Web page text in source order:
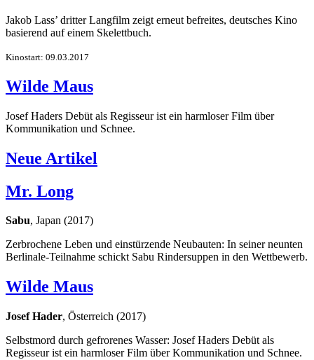
Jakob Lass’ dritter Langfilm zeigt erneut befreites, deutsches Kino
basierend auf einem Skelettbuch.
Kinostart: 09.03.2017
Wilde Maus
Josef Haders Debüt als Regisseur ist ein harmloser Film über
Kommunikation und Schnee.
Neue Artikel
Mr. Long
Sabu, Japan (2017)
Zerbrochene Leben und einstürzende Neubauten: In seiner neunten
Berlinale-Teilnahme schickt Sabu Rindersuppen in den Wettbewerb.
Wilde Maus
Josef Hader, Österreich (2017)
Selbstmord durch gefrorenes Wasser: Josef Haders Debüt als
Regisseur ist ein harmloser Film über Kommunikation und Schnee.